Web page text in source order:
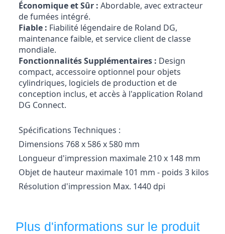
Économique et Sûr : Abordable, avec extracteur
de fumées intégré.
Fiable : Fiabilité légendaire de Roland DG,
maintenance faible, et service client de classe
mondiale.
Fonctionnalités Supplémentaires : Design
compact, accessoire optionnel pour objets
cylindriques, logiciels de production et de
conception inclus, et accès à l'application Roland
DG Connect.
Spécifications Techniques :
Dimensions 768 x 586 x 580 mm
Longueur d'impression maximale 210 x 148 mm
Objet de hauteur maximale 101 mm - poids 3 kilos
Résolution d'impression Max. 1440 dpi
Plus d'informations sur le produit